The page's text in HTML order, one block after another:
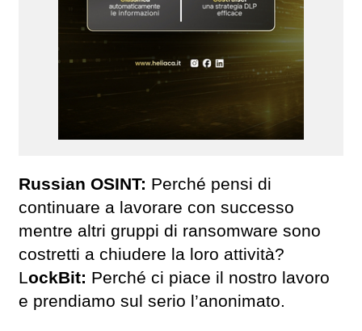
Russian OSINT: Perché pensi di
continuare a lavorare con successo
mentre altri gruppi di ransomware sono
costretti a chiudere la loro attività?
LockBit: Perché ci piace il nostro lavoro
e prendiamo sul serio l’anonimato.